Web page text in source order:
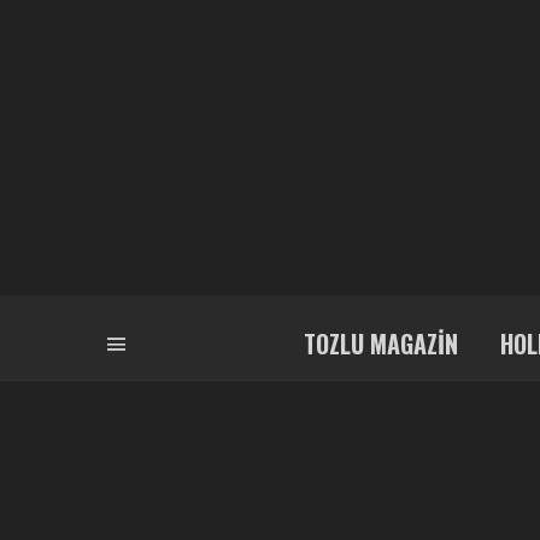
TOZLU MAGAZIN